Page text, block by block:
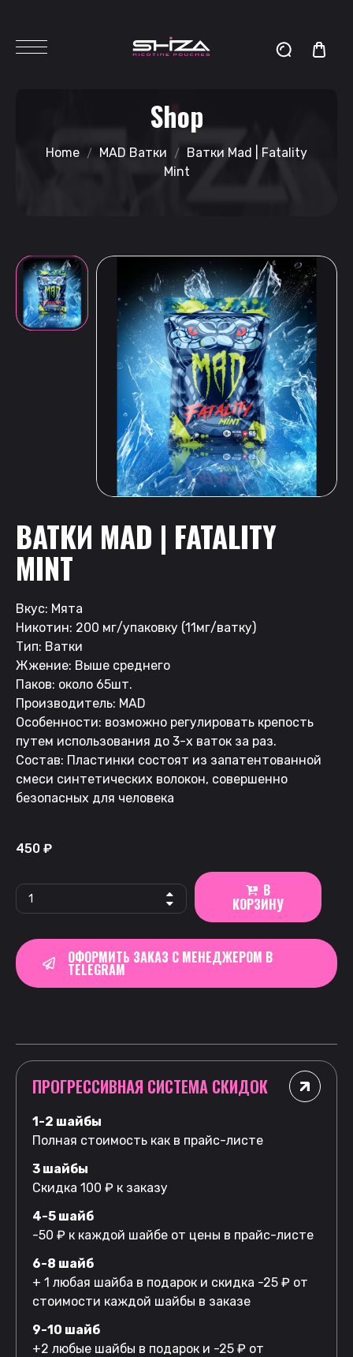
Shop
Home MAD Ватки
Ватки Mad | Fatality
Mint
ВАТКИ MAD | FATALITY
MINT
Вкус: Мята
Никотин: 200 мг/упаковку (11мг/ватку)
Тип: Ватки
Жжение: Выше среднего
Паков: около 65шт.
Производитель: MAD
Особенности: возможно регулировать крепость
путем использования до 3-х ваток за раз.
Состав: Пластинки состоят из запатентованной
смеси синтетических волокон, совершенно
безопасных для человека
450 ₽
В
КОРЗИНУ
ОФОРМИТЬ ЗАКАЗ С МЕНЕДЖЕРОМ В
TELEGRAM
ПРОГРЕССИВНАЯ СИСТЕМА СКИДОК
1-2 шайбы
Полная стоимость как в прайс-листе
3 шайбы
Скидка 100 ₽ к заказу
4-5 шайб
-50 ₽ к каждой шайбе от цены в прайс-листе
6-8 шайб
+ 1 любая шайба в подарок и скидка -25 ₽ от
стоимости каждой шайбы в заказе
9-10 шайб
+2 любые шайбы в подарок и -25 ₽ от